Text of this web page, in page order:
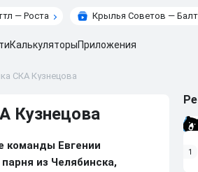
— Роста Крылья Советов —
КалькуляторыПриложения
СКА Кузнецова
Кузнецова
команды Евгении
из Челябинска,
1